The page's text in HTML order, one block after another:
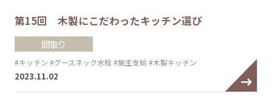
第15回 木製にこだわったキッチン選び
間取り
#キッチン #グースネック水栓 #施主支給 #木製キッチン
2023.11.02